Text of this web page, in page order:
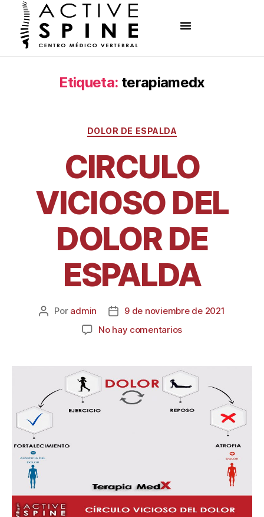
Etiqueta: terapiamedx
DOLOR DE ESPALDA
CIRCULO
VICIOSO DEL
DOLOR DE
ESPALDA
Por admin
9 de noviembre de 2021
No hay comentarios